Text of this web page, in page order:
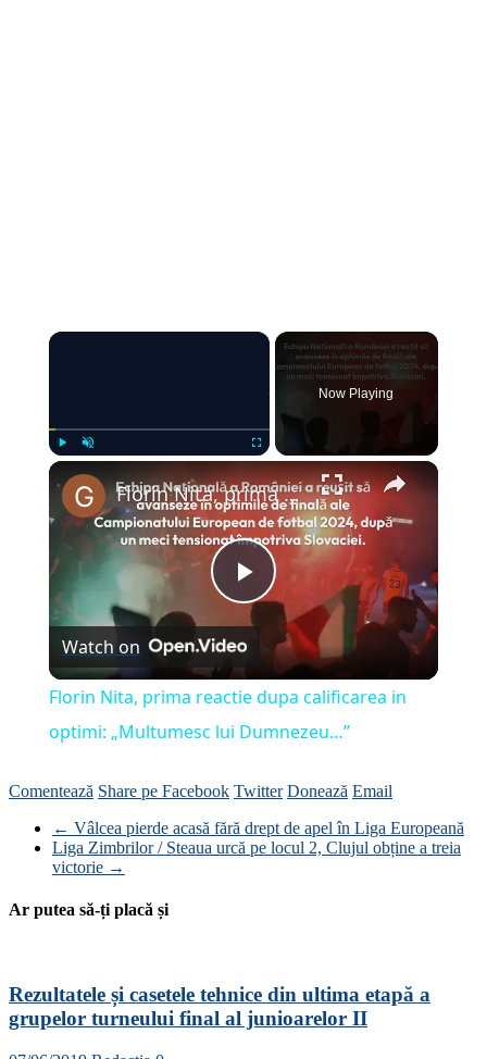
×
Now Playing
×
Play
Video
Florin Nita, prima reactie dupa calificarea in optimi: „Multumesc lui Dumnezeu…”
Watch on
Florin Nita, prima reactie dupa calificarea in
optimi: „Multumesc lui Dumnezeu…”
Comentează Share pe Facebook Twitter Donează Email
← Vâlcea pierde acasă fără drept de apel în Liga Europeană
Liga Zimbrilor / Steaua urcă pe locul 2, Clujul obține a treia
victorie →
Ar putea să-ți placă și
Rezultatele și casetele tehnice din ultima etapă a
grupelor turneului final al junioarelor II